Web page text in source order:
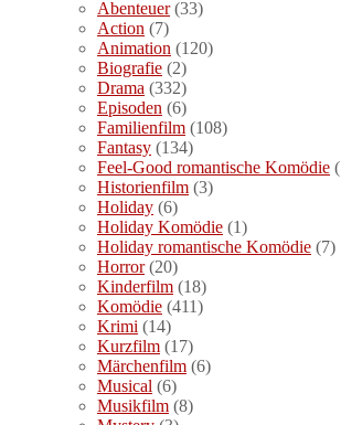
Abenteuer(33)
Action (7)
Animation (120)
Biografie (2)
Drama (332)
Episoden (6)
Familienfilm (108)
Fantasy (134)
Feel-Good romantische Komödie
Historienfilm (3)
Holiday (6)
Holiday Komödie (1)
Holiday romantische Komödie (7)
Horror(20)
Kinderfilm (18)
Komödie (411)
Krimi (14)
Kurzfilm (17)
Märchenfilm (6)
Musical (6)
Musikfilm (8)